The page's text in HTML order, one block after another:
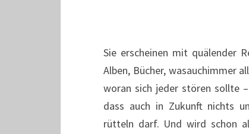
Sie erscheinen mit quälender
Alben, Bücher, wasauchimmer
woran sich jeder stören sollte
dass auch in Zukunft nichts
rütteln darf. Und wird schon